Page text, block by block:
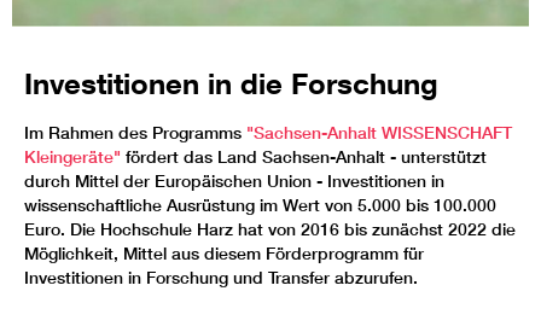
Investitionen in die Forschung
Im Rahmen des Programms "Sachsen-Anhalt WISSENSCHAFT
Kleingeräte" fördert das Land Sachsen-Anhalt - unterstützt
durch Mittel der Europäischen Union - Investitionen in
wissenschaftliche Ausrüstung im Wert von 5.000 bis 100.000
Euro. Die Hochschule Harz hat von 2016 bis zunächst 2022 die
Möglichkeit, Mittel aus diesem Förderprogramm für
Investitionen in Forschung und Transfer abzurufen.